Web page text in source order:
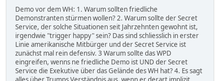
Demo vor dem WH: 1. Warum sollten friedliche
Demonstranten stürmen wollen? 2. Warum sollte der Secret
Service, der solche Situationen seit Jahrzehnten gewohnt ist,
irgendwie "trigger happy" sein? Das sind schliesslich in erster
Linie amerikanische Mitbürger und der Secret Service ist
zunächst mal rein defensiv. 3 Warum sollte das WPD
eingreifen, wenns ne friedliche Demo ist UND der Secret
Service die Exekutive über das Gelände des WH hat? 4. Es sagt